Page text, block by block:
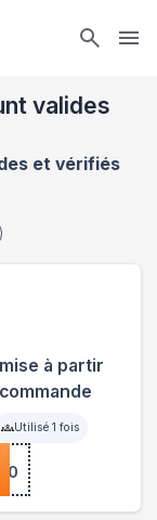
valides
et vérifiés
à partir
Utilisé 1 fois